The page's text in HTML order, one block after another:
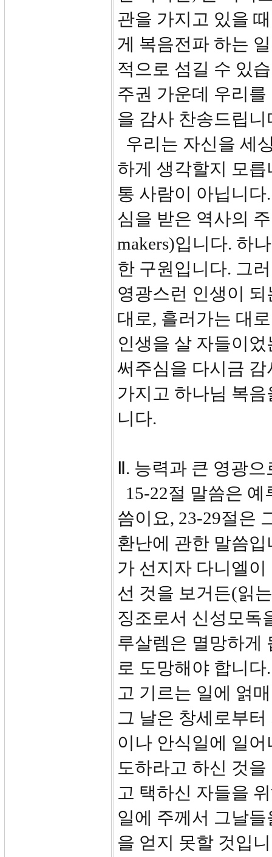
관을 가지고 있을
게 복음전파 하는
적으로 섬길 수 있
주권 가운데 우리
을 감사 찬송드립니
우리는 자신을 세
하게 생각할지 모
통 사람이 아닙니
심을 받은 역사의
makers)입니다. 하
한 구원입니다. 그
영광스런 인생이
대로, 흘러가는 대
인생을 살 자들이
써주심을 다시금
가지고 하나님 복
니다.
Ⅱ. 능력과 큰 영광
15-22절 말씀은
씀이요, 23-29절은
환난에 관한 말씀
가 선지자 다니엘
선 것을 보거든(읽
징조로서 신성모독
루살렘은 멸망하게
로 도망해야 합니
고 기르는 일에 얽
그 날은 창세로부
이나 안식일에 일
도하라고 하신 것
고 택하신 자들을
일에 주께서 그날
을 얻지 못할 것입